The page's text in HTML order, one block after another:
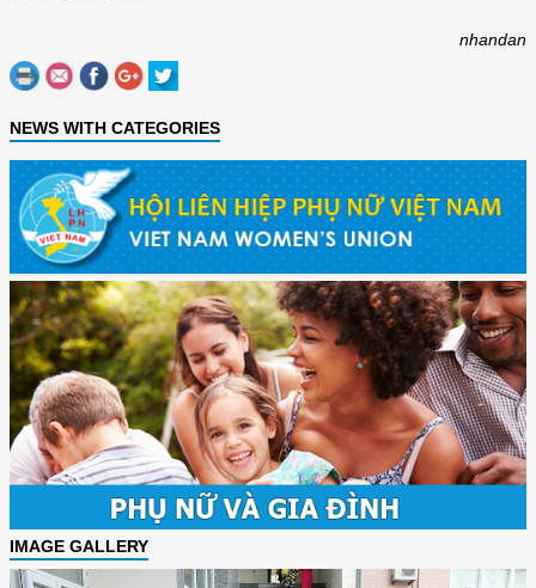
nhandan
NEWS WITH CATEGORIES
IMAGE GALLERY